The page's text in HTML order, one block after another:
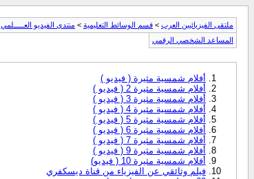
ملتقى الفيزيائيين العرب > قسم الوسائط التعليمية > منتدى الفيديو العـــــلمي
المساعد الشخصي الرقمي
أفلام شمسية مثيرة ( فيديو )
أفلام شمسية مثيرة 2 ( فيديو )
أفلام شمسية مثيرة 3 ( فيديو )
أفلام شمسية مثيرة 4 ( فيديو )
أفلام شمسية مثيرة 5 ( فيديو )
أفلام شمسية مثيرة 6 ( فيديو )
أفلام شمسية مثيرة 7 ( فيديو )
أفلام شمسية مثيرة 9 ( فيديو )
أفلام شمسية مثيرة 10 ( فيديو)
فيلم وثائقي عن الفيزياء من قناة ديسكفري